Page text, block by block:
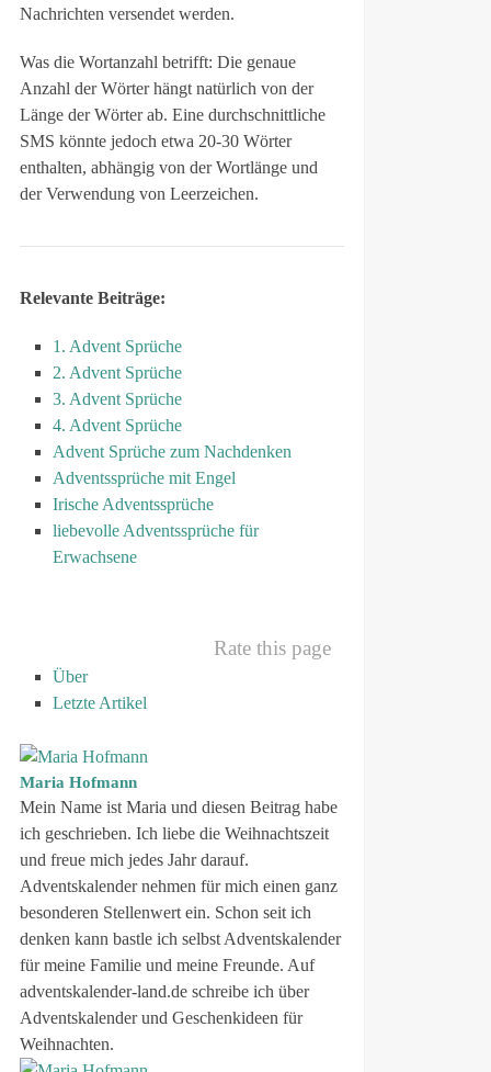
Nachrichten versendet werden.
Was die Wortanzahl betrifft: Die genaue
Anzahl der Wörter hängt natürlich von der
Länge der Wörter ab. Eine durchschnittliche
SMS könnte jedoch etwa 20-30 Wörter
enthalten, abhängig von der Wortlänge und
der Verwendung von Leerzeichen.
Relevante Beiträge:
1. Advent Sprüche
2. Advent Sprüche
3. Advent Sprüche
4. Advent Sprüche
Advent Sprüche zum Nachdenken
Adventssprüche mit Engel
Irische Adventssprüche
liebevolle Adventssprüche für
Erwachsene
Rate this page
Über
Letzte Artikel
Maria Hofmann
Mein Name ist Maria und diesen Beitrag habe
ich geschrieben. Ich liebe die Weihnachtszeit
und freue mich jedes Jahr darauf.
Adventskalender nehmen für mich einen ganz
besonderen Stellenwert ein. Schon seit ich
denken kann bastle ich selbst Adventskalender
für meine Familie und meine Freunde. Auf
adventskalender-land.de schreibe ich über
Adventskalender und Geschenkideen für
Weihnachten.